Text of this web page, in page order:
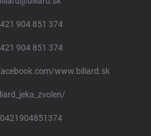
904 851 374
904 851 374
www.biliard.sk